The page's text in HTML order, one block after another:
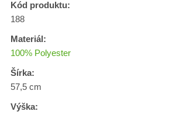
Kód produktu:
188
Materiál:
100% Polyester
Šírka:
57,5 cm
Výška: